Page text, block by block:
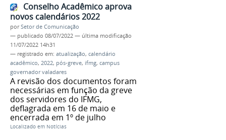
Conselho Acadêmico aprova
novos calendários 2022
porSetor de Comunicação
— publicado 08/07/2022 — última modificação
11/07/2022 14h31
— registrado em: atualização, calendário
acadêmico, 2022, pós-greve, ifmg, campus
governador valadares
A revisão dos documentos foram
necessárias em função da greve
dos servidores do IFMG,
deflagrada em 16 de maio e
encerrada em 1º de julho
Localizado em Notícias